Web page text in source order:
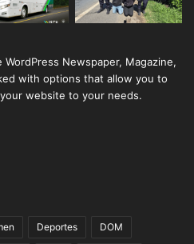
WordPress Newspaper, Magazine,
with options that allow you to
website to your needs.
Deportes DOM